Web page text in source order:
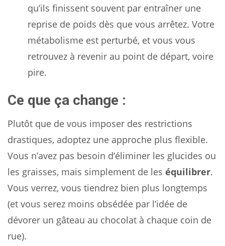
qu’ils finissent souvent par entraîner une
reprise de poids dès que vous arrêtez. Votre
métabolisme est perturbé, et vous vous
retrouvez à revenir au point de départ, voire
pire.
Ce que ça change :
Plutôt que de vous imposer des restrictions
drastiques, adoptez une approche plus flexible.
Vous n’avez pas besoin d’éliminer les glucides ou
les graisses, mais simplement de les équilibrer.
Vous verrez, vous tiendrez bien plus longtemps
(et vous serez moins obsédée par l’idée de
dévorer un gâteau au chocolat à chaque coin de
rue).